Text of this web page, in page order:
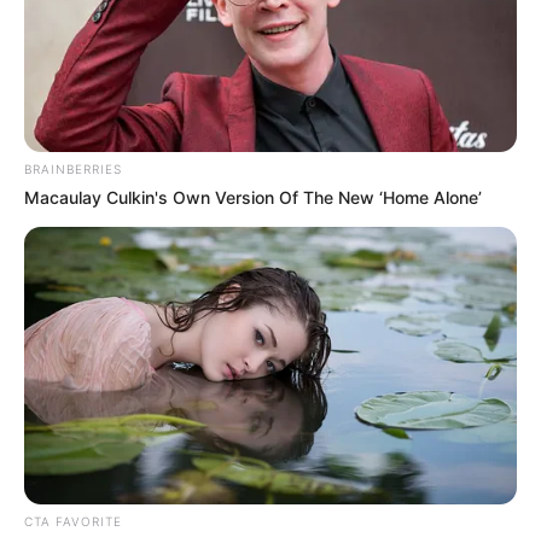
BRAINBERRIES
Macaulay Culkin's Own Version Of The New ‘Home Alone’
CTA FAVORITE